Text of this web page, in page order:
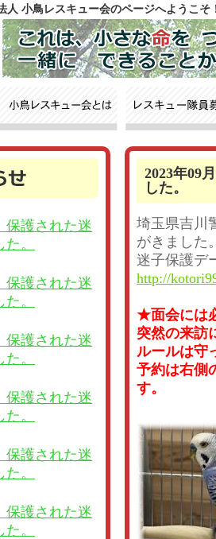
人 小鳥レスキュー会のページへようこそ
護された迷
。
護された迷
。
護された迷
。
護された迷
。
護された迷
。
護された迷
。
2023年09
した。
埼玉県吉川
がきました
迷子保護デ
http://
★面会には
突然の来訪
ルールは守
予約は右側
す。